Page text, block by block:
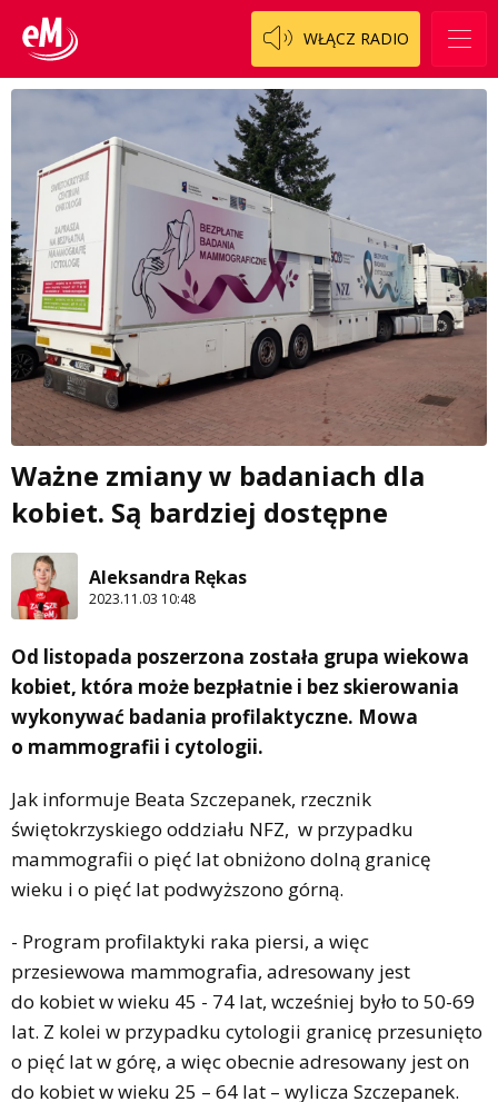
WŁĄCZ RADIO
Ważne zmiany w badaniach dla
kobiet. Są bardziej dostępne
Aleksandra Rękas
2023.11.03 10:48
Od listopada poszerzona została grupa wiekowa
kobiet, która może bezpłatnie i bez skierowania
wykonywać badania profilaktyczne. Mowa
o mammografii i cytologii.
Jak informuje Beata Szczepanek, rzecznik
świętokrzyskiego oddziału NFZ, w przypadku
mammografii o pięć lat obniżono dolną granicę
wieku i o pięć lat podwyższono górną.
- Program profilaktyki raka piersi, a więc
przesiewowa mammografia, adresowany jest
do kobiet w wieku 45 - 74 lat, wcześniej było to 50-69
lat. Z kolei w przypadku cytologii granicę przesunięto
o pięć lat w górę, a więc obecnie adresowany jest on
do kobiet w wieku 25 – 64 lat – wylicza Szczepanek.